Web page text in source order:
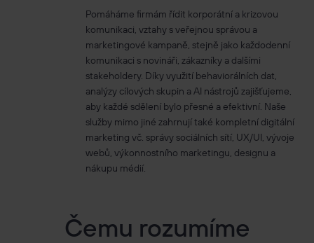
30
Years of Connecting the
Pomáháme firmám řídit korporátní a krizovou
komunikaci, vztahy s veřejnou správou a
marketingové kampaně, stejně jako každodenní
komunikaci s novináři, zákazníky a dalšími
stakeholdery. Díky využití behaviorálních dat,
analýzy cílových skupin a AI nástrojů zajišťujeme,
aby každé sdělení bylo přesné a efektivní. Naše
služby mimo jiné zahrnují také kompletní digitální
marketing vč. správy sociálních sítí, UX/UI, vývoje
webů, výkonnostního marketingu, designu a
nákupu médií.
Čemu rozumíme